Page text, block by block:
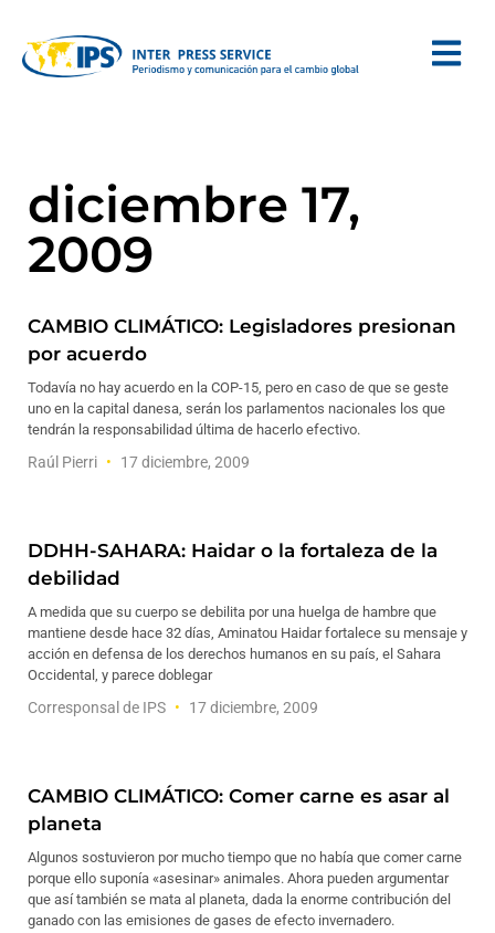
diciembre 17,
2009
CAMBIO CLIMÁTICO: Legisladores presionan
por acuerdo
Todavía no hay acuerdo en la COP-15, pero en caso de que se geste
uno en la capital danesa, serán los parlamentos nacionales los que
tendrán la responsabilidad última de hacerlo efectivo.
Raúl Pierri 17 diciembre, 2009
DDHH-SAHARA: Haidar o la fortaleza de la
debilidad
A medida que su cuerpo se debilita por una huelga de hambre que
mantiene desde hace 32 días, Aminatou Haidar fortalece su mensaje y
acción en defensa de los derechos humanos en su país, el Sahara
Occidental, y parece doblegar
Corresponsal de IPS 17 diciembre, 2009
CAMBIO CLIMÁTICO: Comer carne es asar al
planeta
Algunos sostuvieron por mucho tiempo que no había que comer carne
porque ello suponía «asesinar» animales. Ahora pueden argumentar
que así también se mata al planeta, dada la enorme contribución del
ganado con las emisiones de gases de efecto invernadero.